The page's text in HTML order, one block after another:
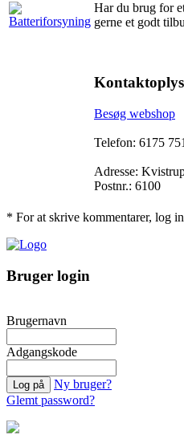
Har du brug for
gerne et godt
Besøg webshop
Telefon: 6175
Adresse:
Postnr.: 6100
* For at skrive kommentarer, log
Bruger login
Brugernavn
Adgangskode
Ny bruger?
Glemt password?